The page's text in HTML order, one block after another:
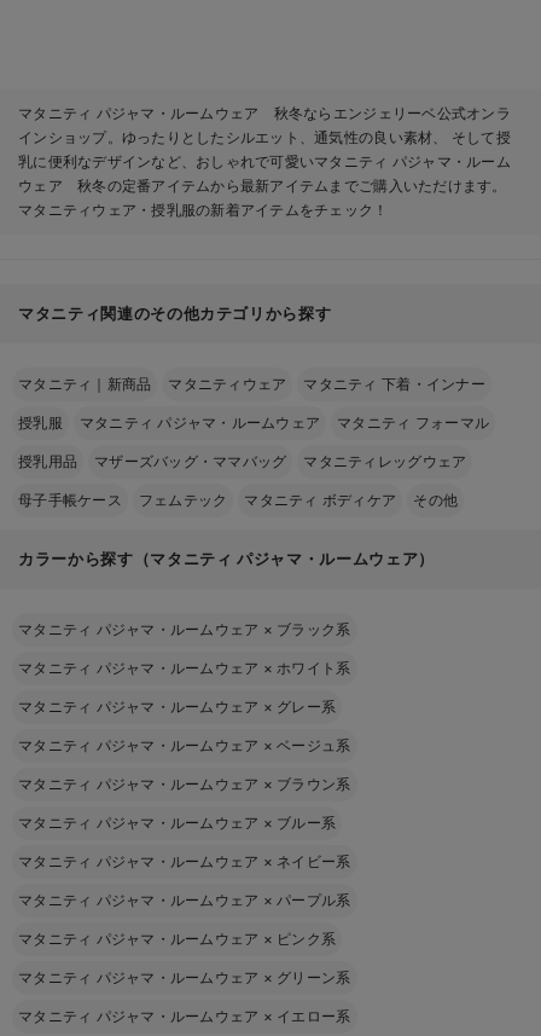
マタニティ パジャマ・ルームウェア 秋冬ならエンジェリーベ公式オンラ
インショップ。ゆったりとしたシルエット、通気性の良い素材、 そして授
乳に便利なデザインなど、おしゃれで可愛いマタニティ パジャマ・ルーム
ウェア 秋冬の定番アイテムから最新アイテムまでご購入いただけます。
マタニティウェア・授乳服の新着アイテムをチェック！
マタニティ関連のその他カテゴリから探す
マタニティ｜新商品 マタニティウェア マタニティ 下着・インナー
授乳服 マタニティ パジャマ・ルームウェア マタニティ フォーマル
授乳用品 マザーズバッグ・ママバッグ マタニティレッグウェア
母子手帳ケース フェムテック マタニティ ボディケア その他
カラーから探す（マタニティ パジャマ・ルームウェア）
マタニティ パジャマ・ルームウェア × ブラック系
マタニティ パジャマ・ルームウェア × ホワイト系
マタニティ パジャマ・ルームウェア × グレー系
マタニティ パジャマ・ルームウェア ×ベージュ系
マタニティ パジャマ・ルームウェア × ブラウン系
マタニティ パジャマ・ルームウェア × ブルー系
マタニティ パジャマ・ルームウェア × ネイビー系
マタニティ パジャマ・ルームウェア × パープル系
マタニティ パジャマ・ルームウェア × ピンク系
マタニティ パジャマ・ルームウェア × グリーン系
マタニティ パジャマ・ルームウェア × イエロー系